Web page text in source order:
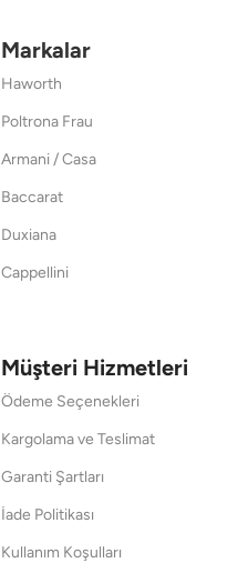
Markalar
Haworth
Poltrona Frau
Armani / Casa
Baccarat
Duxiana
Cappellini
Müşteri Hizmetleri
Ödeme Seçenekleri
Kargolama ve Teslimat
Garanti Şartları
İade Politikası
Kullanım Koşulları